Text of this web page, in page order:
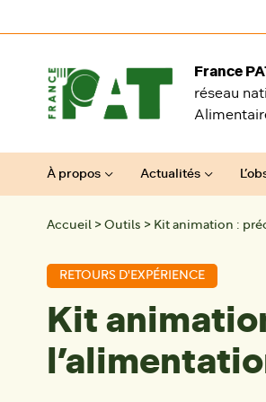
France
réseau
À propos Actualités
Accueil > Outils > Kit animation :
RETOURS D'EXPÉRIENCE
Kit